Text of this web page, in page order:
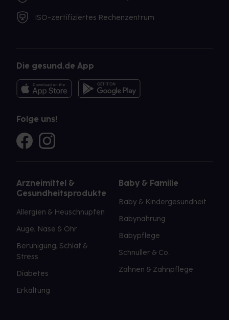
ISO-zertifiziertes Rechenzentrum
Die gesund.de App
Folge uns!
Arzneimittel &
Gesundheitsprodukte
Allergien & Heuschnupfen
Auge, Nase & Ohr
Beruhigung, Schlaf &
Stress
Diabetes
Erkältung
Baby & Familie
Baby & Kindergesundheit
Babynahrung
Babypflege
Schnuller & Co.
Zahnen & Zahnpflege